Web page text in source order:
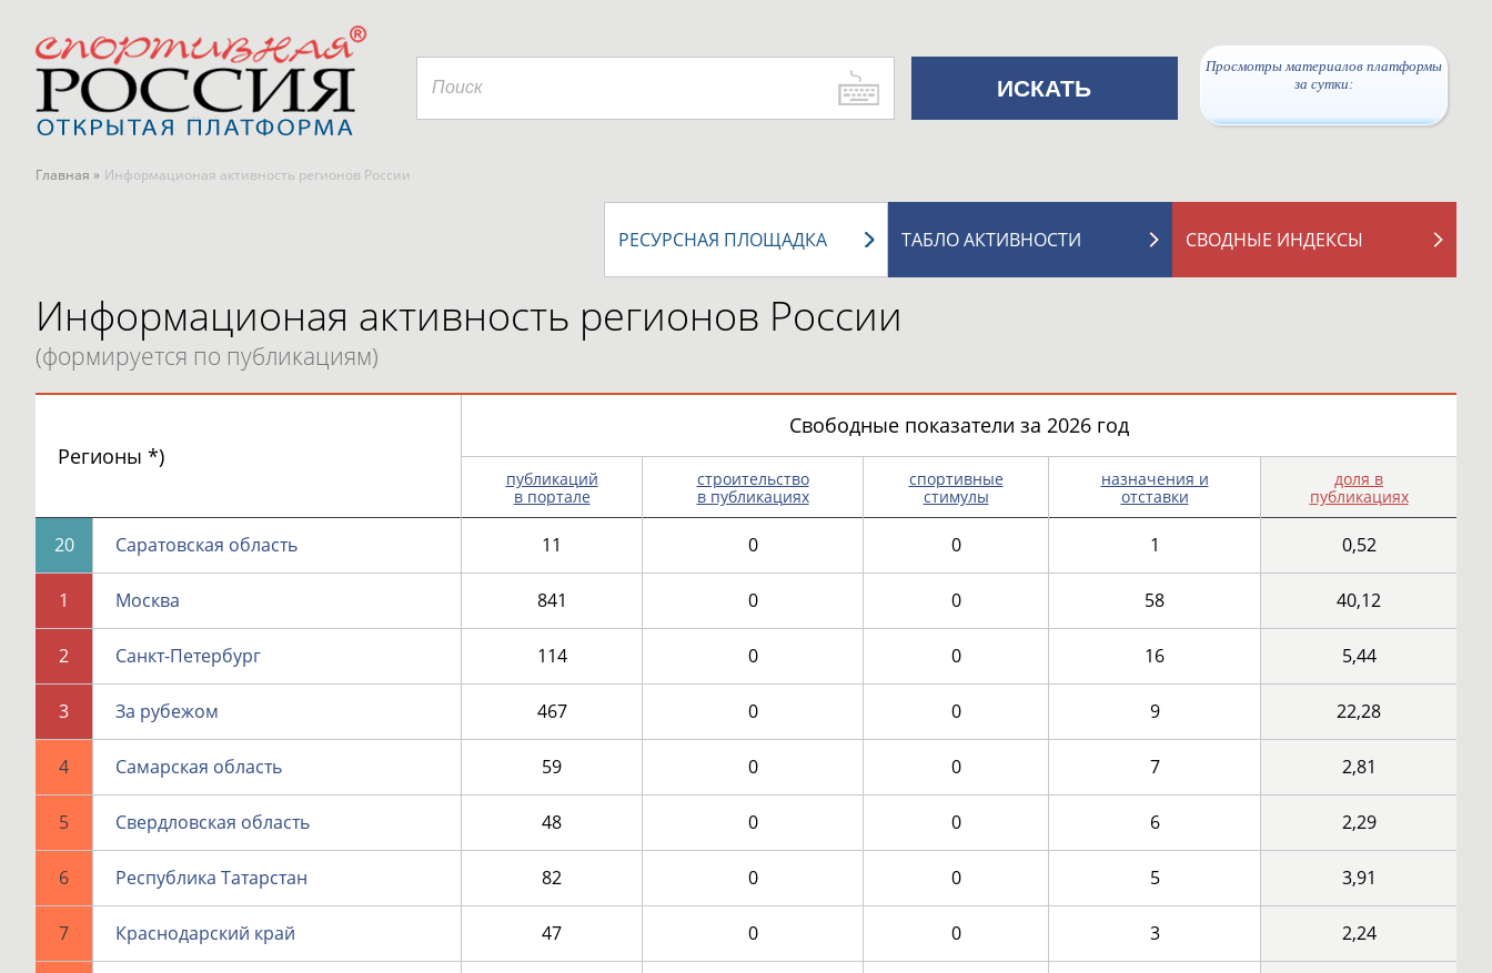
Просмотры материалов платформы
за сутки:
Главная » Информационая активность регионов России
СВОДНЫЕ ИНДЕКСЫ
ТАБЛО АКТИВНОСТИ
РЕСУРСНАЯ ПЛОЩАДКА
Информационая активность регионов России
(формируется по публикациям)
Регионы *)
Свободные показатели за 2026 год
публикаций
в портале
строительство
в публикациях
спортивные
стимулы
назначения и
отставки
доля в
публикациях
20 Саратовская область 11 0 0 1 0,52
1 Москва 841 0 0 58 40,12
2 Санкт-Петербург 114 0 0 16 5,44
3 За рубежом 467 0 0 9 22,28
4 Самарская область 59 0 0 7 2,81
5 Свердловская область 48 0 0 6 2,29
6 Республика Татарстан 82 0 0 5 3,91
7 Краснодарский край 47 0 0 3 2,24